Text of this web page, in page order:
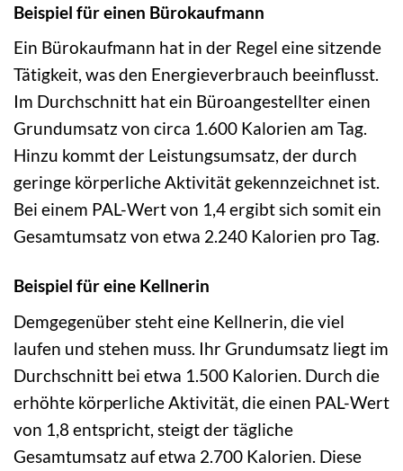
Beispiel für einen Bürokaufmann
Ein Bürokaufmann hat in der Regel eine sitzende
Tätigkeit, was den Energieverbrauch beeinflusst.
Im Durchschnitt hat ein Büroangestellter einen
Grundumsatz von circa 1.600 Kalorien am Tag.
Hinzu kommt der Leistungsumsatz, der durch
geringe körperliche Aktivität gekennzeichnet ist.
Bei einem PAL-Wert von 1,4 ergibt sich somit ein
Gesamtumsatz von etwa 2.240 Kalorien pro Tag.
Beispiel für eine Kellnerin
Demgegenüber steht eine Kellnerin, die viel
laufen und stehen muss. Ihr Grundumsatz liegt im
Durchschnitt bei etwa 1.500 Kalorien. Durch die
erhöhte körperliche Aktivität, die einen PAL-Wert
von 1,8 entspricht, steigt der tägliche
Gesamtumsatz auf etwa 2.700 Kalorien. Diese